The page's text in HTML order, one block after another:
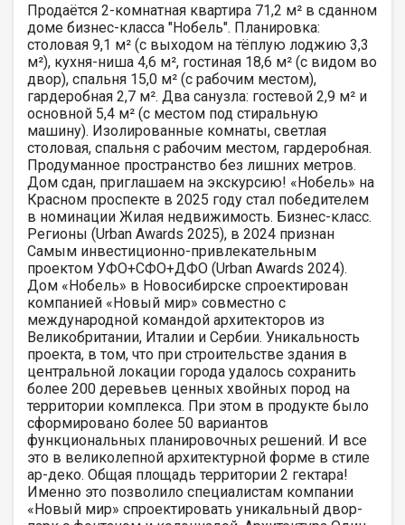
Продаётся 2-комнатная квартира 71,2 м² в сданном
доме бизнес-класса "Нобель". Планировка:
столовая 9,1 м² (с выходом на тёплую лоджию 3,3
м²), кухня-ниша 4,6 м², гостиная 18,6 м² (с видом во
двор), спальня 15,0 м² (с рабочим местом),
гардеробная 2,7 м². Два санузла: гостевой 2,9 м² и
основной 5,4 м² (с местом под стиральную
машину). Изолированные комнаты, светлая
столовая, спальня с рабочим местом, гардеробная.
Продуманное пространство без лишних метров.
Дом сдан, приглашаем на экскурсию! «Нобель» на
Красном проспекте в 2025 году стал победителем
в номинации Жилая недвижимость. Бизнес-класс.
Регионы (Urban Awards 2025), в 2024 признан
Самым инвестиционно-привлекательным
проектом УФО+СФО+ДФО (Urban Awards 2024).
Дом «Нобель» в Новосибирске спроектирован
компанией «Новый мир» совместно с
международной командой архитекторов из
Великобритании, Италии и Сербии. Уникальность
проекта, в том, что при строительстве здания в
центральной локации города удалось сохранить
более 200 деревьев ценных хвойных пород на
территории комплекса. При этом в продукте было
сформировано более 50 вариантов
функциональных планировочных решений. И все
это в великолепной архитектурной форме в стиле
ар-деко. Общая площадь территории 2 гектара!
Именно это позволило специалистам компании
«Новый мир» спроектировать уникальный двор-